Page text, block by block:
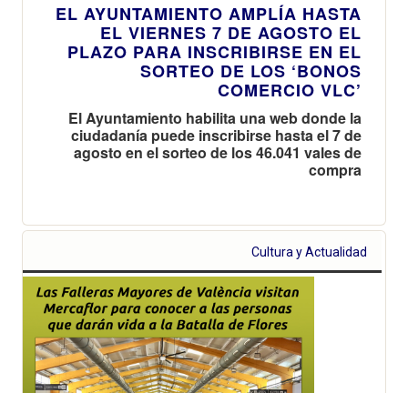
EL AYUNTAMIENTO AMPLÍA HASTA
EL VIERNES 7 DE AGOSTO EL
PLAZO PARA INSCRIBIRSE EN EL
SORTEO DE LOS ‘BONOS
COMERCIO VLC’
El Ayuntamiento habilita una web donde la
ciudadanía puede inscribirse hasta el 7 de
agosto en el sorteo de los 46.041 vales de
compra
Cultura y Actualidad